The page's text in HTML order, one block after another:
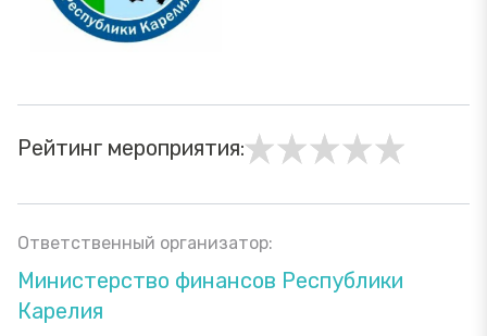
Рейтинг мероприятия:
Ответственный организатор:
Министерство финансов Республики
Карелия